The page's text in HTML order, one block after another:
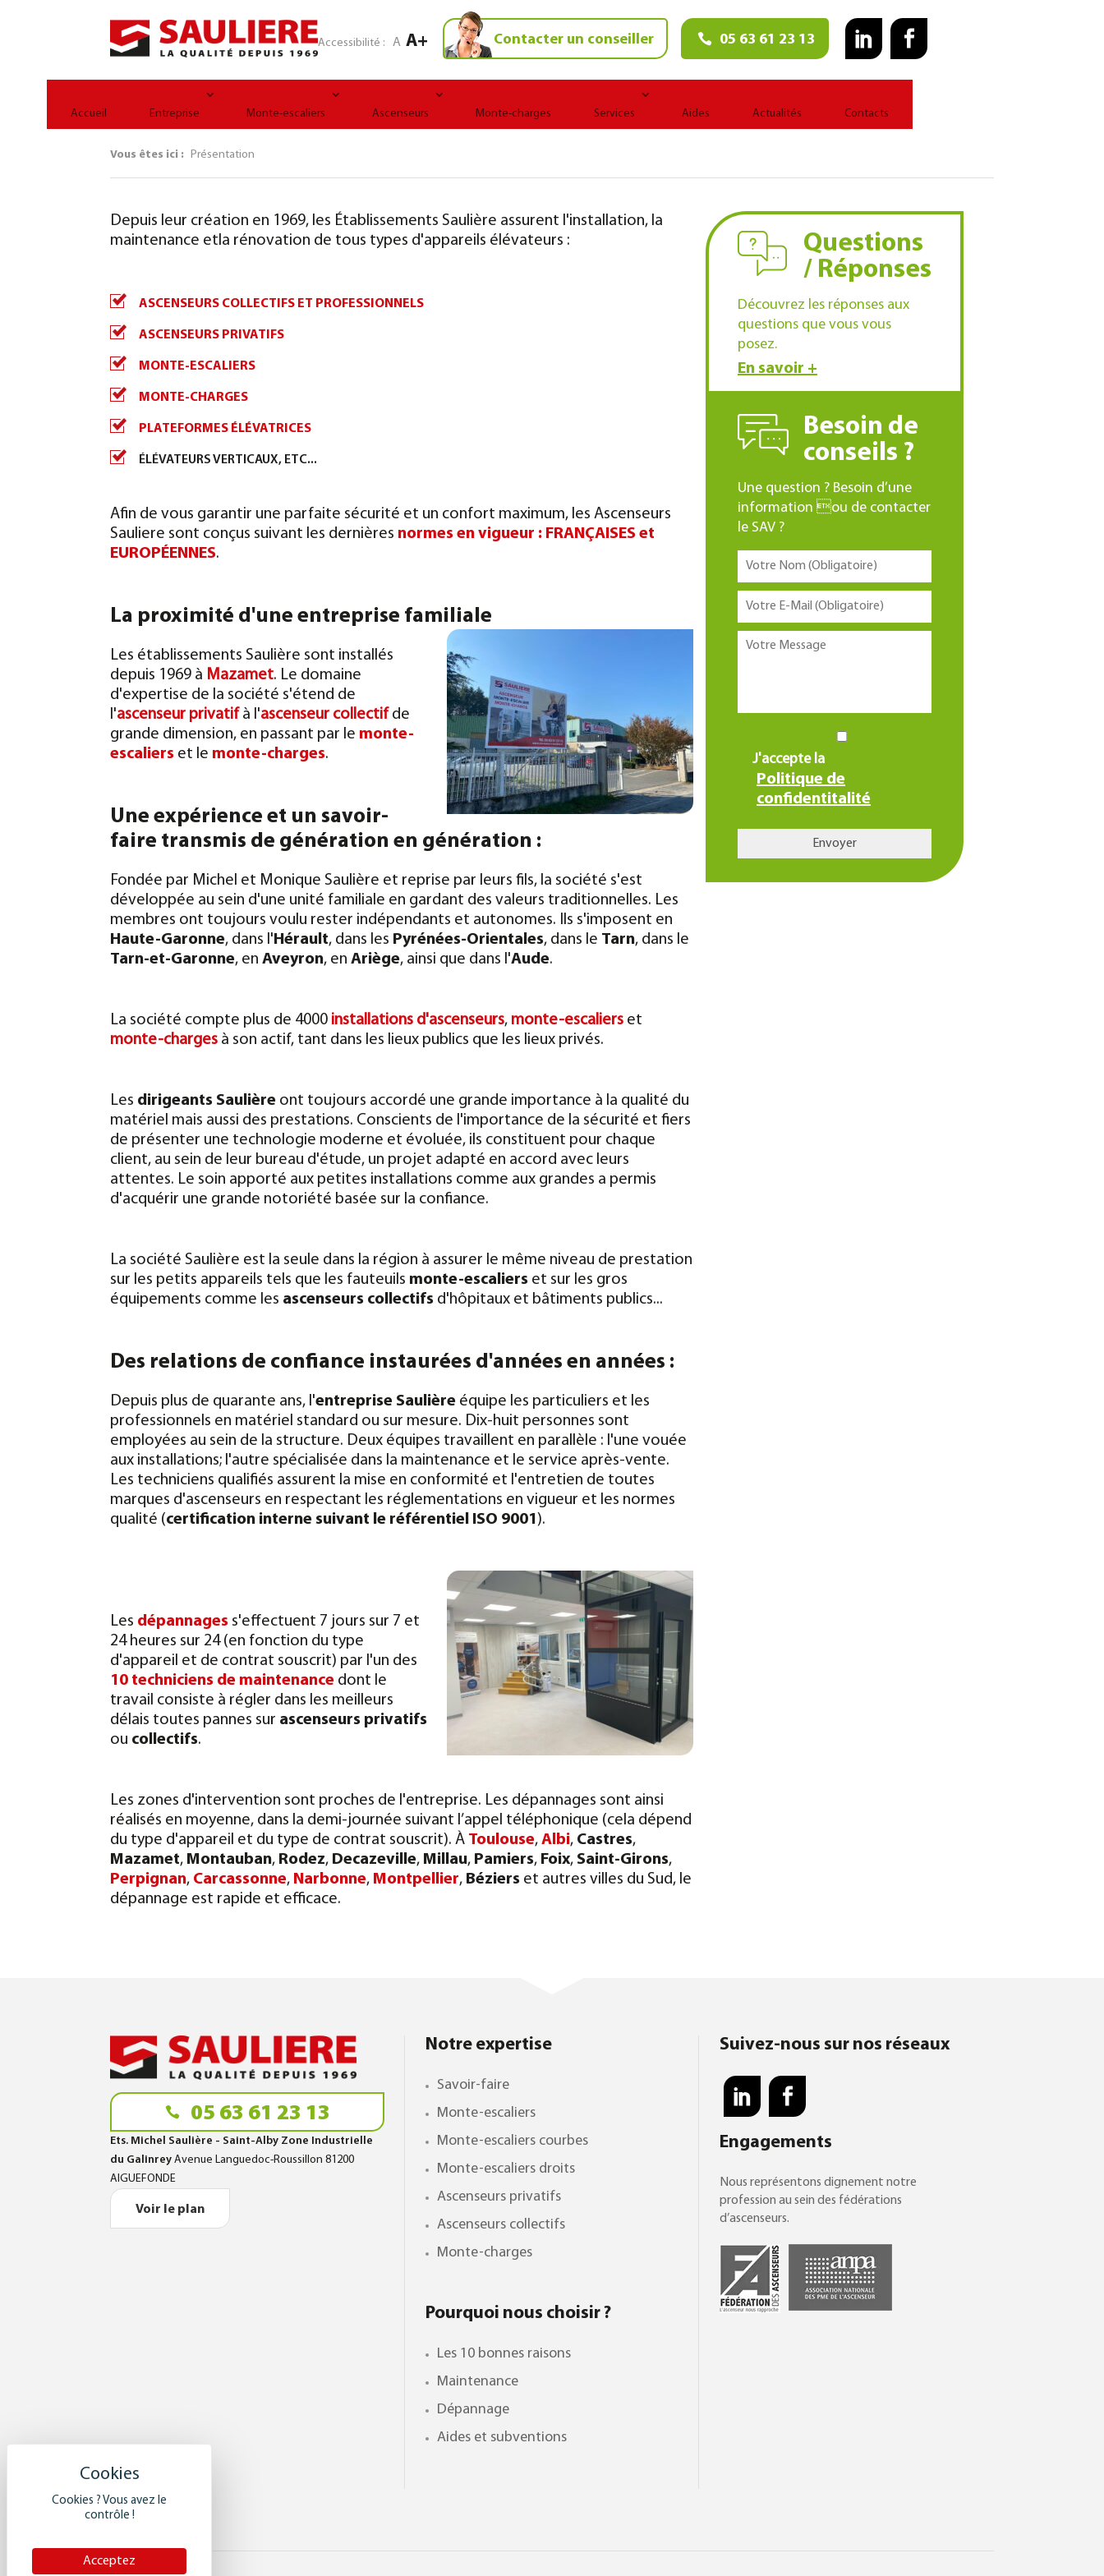
Cookies ? Vous avez le
contrôle !
Acceptez
Accessibilité :A A+ Contacter un conseiller 05 63 61 23 13
Accueil Entreprise Monte-escaliers Ascenseurs Monte-charges Services Aides Actualités Contacts
Vous êtes ici : Présentation
Depuis leur création en 1969, les Établissements Saulière assurent l'installation, la
maintenance etla rénovation de tous types d'appareils élévateurs :
ASCENSEURS COLLECTIFS ET PROFESSIONNELS
ASCENSEURS PRIVATIFS
MONTE-ESCALIERS
MONTE-CHARGES
PLATEFORMES ÉLÉVATRICES
ÉLÉVATEURS VERTICAUX, ETC...
Afin de vous garantir une parfaite sécurité et un confort maximum, les Ascenseurs
Sauliere sont conçus suivant les dernières normes en vigueur : FRANÇAISES et
EUROPÉENNES.
La proximité d'une entreprise familiale
Les établissements Saulière sont installés
depuis 1969 à Mazamet. Le domaine
d'expertise de la société s'étend de
l'ascenseur privatif à l'ascenseur collectif de
grande dimension, en passant par le monte-
escaliers et le monte-charges.
Une expérience et un savoir-
faire transmis de génération en génération :
Fondée par Michel et Monique Saulière et reprise par leurs fils, la société s'est
développée au sein d'une unité familiale en gardant des valeurs traditionnelles. Les
membres ont toujours voulu rester indépendants et autonomes. Ils s'imposent en
Haute-Garonne, dans l'Hérault, dans les Pyrénées-Orientales, dans le Tarn, dans le
Tarn-et-Garonne, enAveyron, enAriège, ainsi que dans l'Aude.
La société compte plus de 4000 installations d'ascenseurs, monte-escaliers et
monte-charges à son actif, tant dans les lieux publics que les lieux privés.
Les dirigeants Saulière ont toujours accordé une grande importance à la qualité du
matériel mais aussi des prestations. Conscients de l'importance de la sécurité et fiers
de présenter une technologie moderne et évoluée, ils constituent pour chaque
client, au sein de leur bureau d'étude, un projet adapté en accord avec leurs
attentes. Le soin apporté aux petites installations comme aux grandes a permis
d'acquérir une grande notoriété basée sur la confiance.
La société Saulière est la seule dans la région à assurer le même niveau de prestation
sur les petits appareils tels que les fauteuils monte-escaliers et sur les gros
équipements comme les ascenseurs collectifs d'hôpitaux et bâtiments publics...
Des relations de confiance instaurées d'années en années :
Depuis plus de quarante ans, l'entreprise Saulière équipe les particuliers et les
professionnels en matériel standard ou sur mesure. Dix-huit personnes sont
employées au sein de la structure. Deux équipes travaillent en parallèle : l'une vouée
aux installations; l'autre spécialisée dans la maintenance et le service après-vente.
Les techniciens qualifiés assurent la mise en conformité et l'entretien de toutes
marques d'ascenseurs en respectant les réglementations en vigueur et les normes
qualité (certification interne suivant le référentiel ISO 9001).
Les dépannages s'effectuent 7 jours sur 7 et
24 heures sur 24 (en fonction du type
d'appareil et de contrat souscrit) par l'un des
10 techniciens de maintenance dont le
travail consiste à régler dans les meilleurs
délais toutes pannes sur ascenseurs privatifs
ou collectifs.
Les zones d'intervention sont proches de l'entreprise. Les dépannages sont ainsi
réalisés en moyenne, dans la demi-journée suivant l’appel téléphonique (cela dépend
du type d'appareil et du type de contrat souscrit). À Toulouse,Albi, Castres,
Mazamet, Montauban, Rodez, Decazeville, Millau, Pamiers, Foix, Saint-Girons,
Perpignan, Carcassonne, Narbonne, Montpellier, Béziers et autres villes du Sud, le
dépannage est rapide et efficace.
Questions
/ Réponses
Découvrez les réponses aux
questions que vous vous
posez.
En savoir +
Besoin de
conseils ?
Une question ? Besoin d’une
information ou de contacter
le SAV ?
J'accepte la
Politique de
confidentitalité
05 63 61 23 13
Ets. Michel Saulière - Saint-Alby Zone Industrielle
du GalinreyAvenue Languedoc-Roussillon 81200
AIGUEFONDE
Voir le plan
Notre expertise
Savoir-faire
Monte-escaliers
Monte-escaliers courbes
Monte-escaliers droits
Ascenseurs privatifs
Ascenseurs collectifs
Monte-charges
Pourquoi nous choisir ?
Les 10 bonnes raisons
Maintenance
Dépannage
Aides et subventions
Suivez-nous sur nos réseaux
Engagements
Nous représentons dignement notre
profession au sein des fédérations
d’ascenseurs.